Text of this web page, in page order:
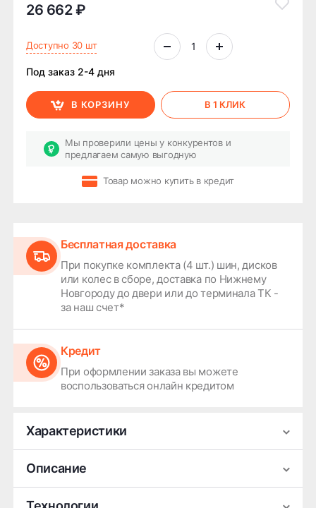
26 662 ₽
Доступно 30 шт
Под заказ 2-4 дня
В КОРЗИНУ В 1 КЛИК
Мы проверили цены у конкурентов и
предлагаем самую выгодную
Товар можно купить в кредит
Бесплатная доставка
При покупке комплекта (4 шт.) шин, дисков
или колес в сборе, доставка по Нижнему
Новгороду до двери или до терминала ТК -
за наш счет*
Кредит
При оформлении заказа вы можете
воспользоваться онлайн кредитом
Характеристики
Производитель
Сезонность
Летняя
Ширина
170
Описание
Мотошина Michelin Anakee 3 (лето)